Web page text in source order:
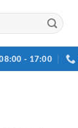
- 17:00